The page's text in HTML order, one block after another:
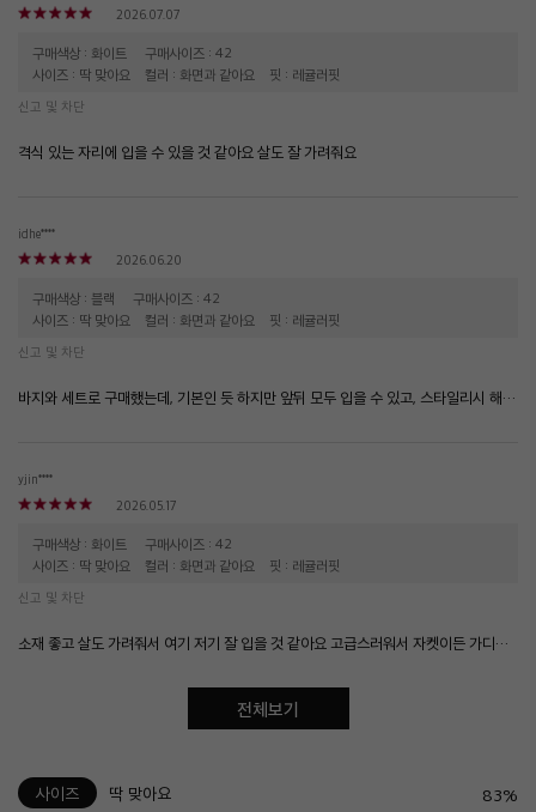
2026.07.07
구매색상 : 화이트
구매사이즈 : 42
사이즈 : 딱 맞아요
컬러 : 화면과 같아요 핏 : 레귤러핏
신고 및 차단
격식 있는 자리에 입을 수 있을 것 같아요 살도 잘 가려줘요
idhe****
2026.06.20
구매색상 : 블랙
구매사이즈 : 42
사이즈 : 딱 맞아요
컬러 : 화면과 같아요 핏 : 레귤러핏
신고 및 차단
바지와 세트로 구매했는데, 기본인 듯 하지만 앞뒤 모두 입을 수 있고, 스타일리시 해보여요! 세일 때 잘 구매 했어요
yjin****
2026.05.17
구매색상 : 화이트
구매사이즈 : 42
사이즈 : 딱 맞아요
컬러 : 화면과 같아요 핏 : 레귤러핏
신고 및 차단
소재 좋고 살도 가려줘서 여기 저기 잘 입을 것 같아요 고급스러워서 자켓이든 가디건이든 이너로 편히 입을 것 같습니다
전체보기
사이즈 딱 맞아요 83%